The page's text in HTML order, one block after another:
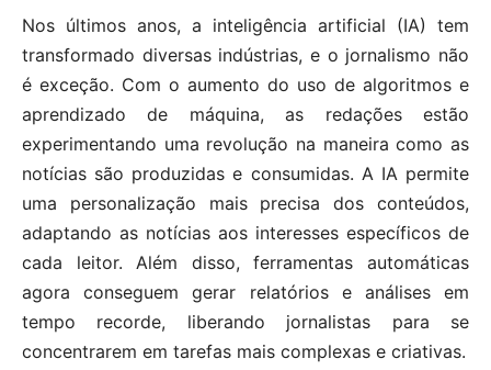
Nos últimos anos, a inteligência artificial (IA) tem
transformado diversas indústrias, e o jornalismo não
é exceção. Com o aumento do uso de algoritmos e
aprendizado de máquina, as redações estão
experimentando uma revolução na maneira como as
notícias são produzidas e consumidas. A IA permite
uma personalização mais precisa dos conteúdos,
adaptando as notícias aos interesses específicos de
cada leitor. Além disso, ferramentas automáticas
agora conseguem gerar relatórios e análises em
tempo recorde, liberando jornalistas para se
concentrarem em tarefas mais complexas e criativas.